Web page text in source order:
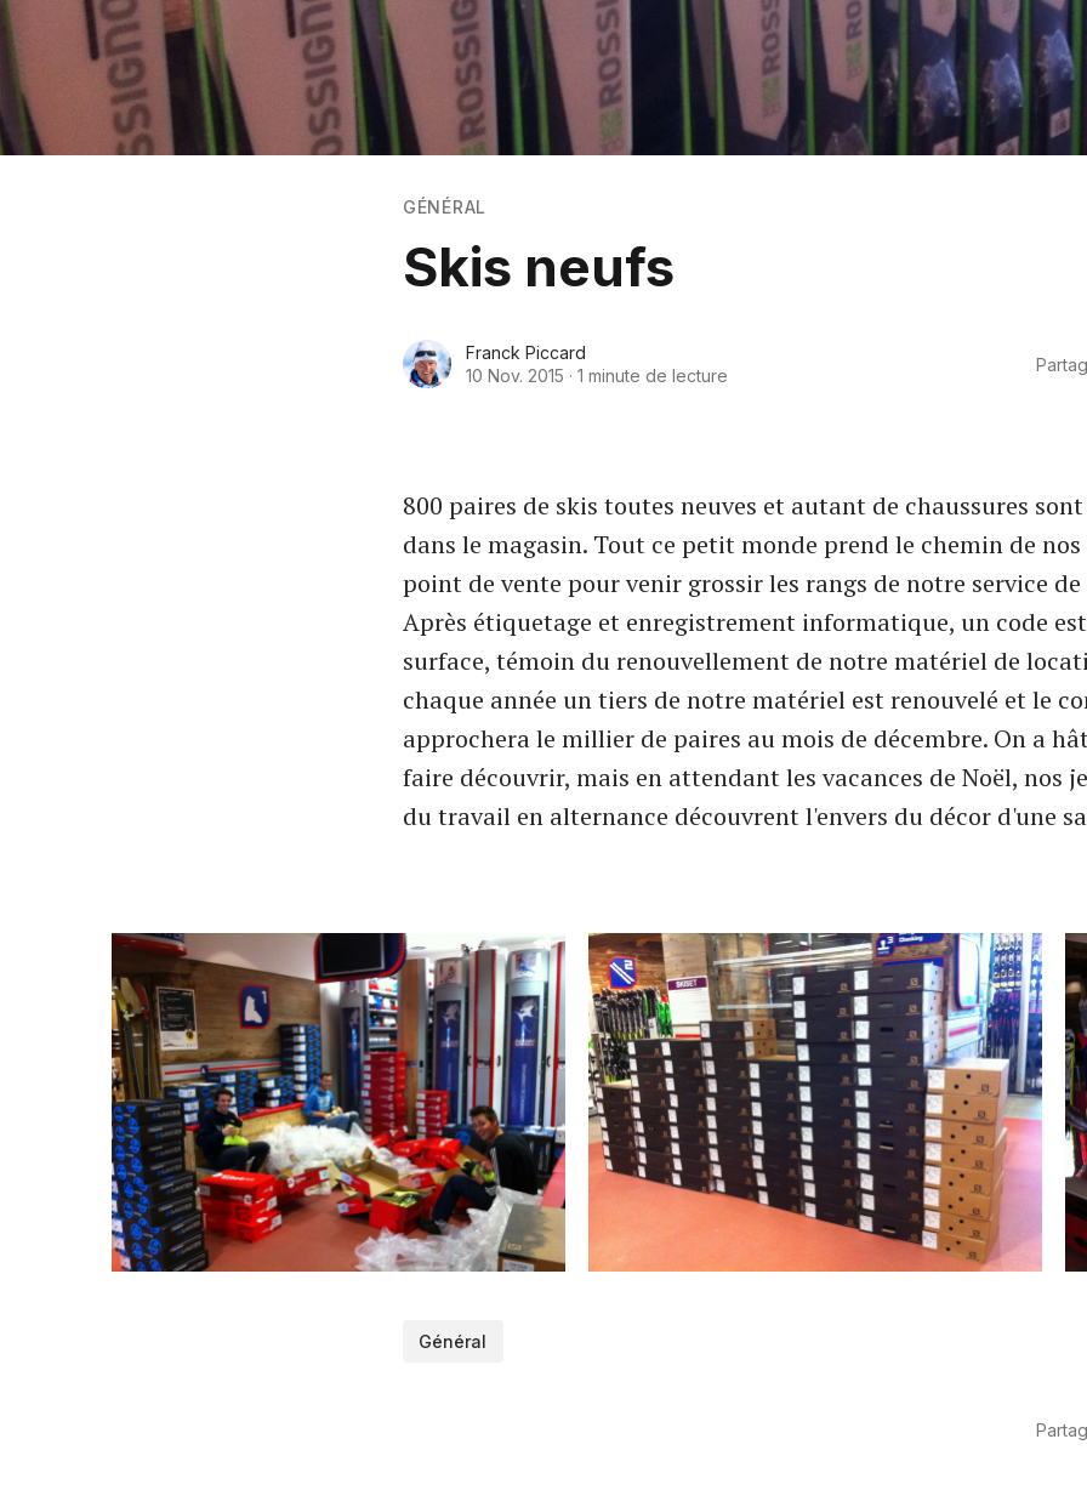
GÉNÉRAL
Skis neufs
Franck Piccard
10 Nov. 2015 · 1 minute de lecture
800 paires de skis toutes neuves et autant de chaussures
dans le magasin. Tout ce petit monde prend le chemin de
point de vente pour venir grossir les rangs de notre service
Après étiquetage et enregistrement informatique, un code
surface, témoin du renouvellement de notre matériel de
chaque année un tiers de notre matériel est renouvelé et le
approchera le millier de paires au mois de décembre. On a
faire découvrir, mais en attendant les vacances de Noël, nos
du travail en alternance découvrent l'envers du décor d'une
Général